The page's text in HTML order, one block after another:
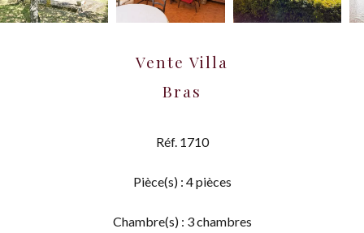
Vente Villa
Bras
Réf. 1710
Pièce(s) : 4 pièces
Chambre(s) : 3 chambres